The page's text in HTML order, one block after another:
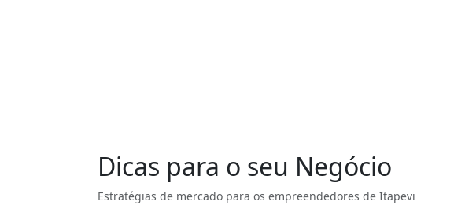
Dicas para o seu Negócio
Estratégias de mercado para os empreendedores de Itapevi